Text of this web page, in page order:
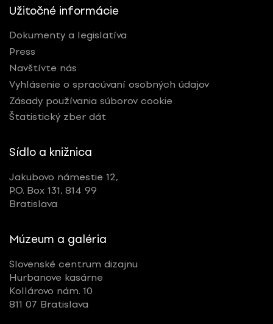
Užitočné informácie
Dokumenty a legislatíva
Press
Navštívte nás
Vyhlásenie o spracúvaní osobných údajov
Zásady používania súborov cookie
Štatistický zber dát
Sídlo a knižnica
Jakubovo námestie 12,
P.O. Box 131, 814 99
Bratislava
Múzeum a galéria
Slovenské centrum dizajnu
Hurbanove kasárne
Kollárovo nám. 10
811 07 Bratislava